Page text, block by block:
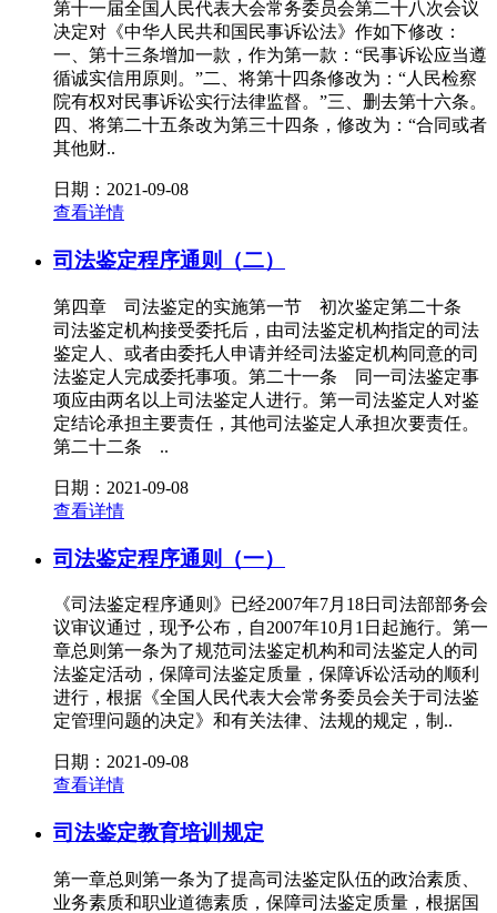
第十一届全国人民代表大会常务委员会第二十八次会议
决定对《中华人民共和国民事诉讼法》作如下修改：
一、第十三条增加一款，作为第一款：“民事诉讼应当遵
循诚实信用原则。”二、将第十四条修改为：“人民检察
院有权对民事诉讼实行法律监督。”三、删去第十六条。
四、将第二十五条改为第三十四条，修改为：“合同或者
其他财..
日期：2021-09-08
查看详情
司法鉴定程序通则（二）
第四章 司法鉴定的实施第一节 初次鉴定第二十条
司法鉴定机构接受委托后，由司法鉴定机构指定的司法
鉴定人、或者由委托人申请并经司法鉴定机构同意的司
法鉴定人完成委托事项。第二十一条 同一司法鉴定事
项应由两名以上司法鉴定人进行。第一司法鉴定人对鉴
定结论承担主要责任，其他司法鉴定人承担次要责任。
第二十二条 ..
日期：2021-09-08
查看详情
司法鉴定程序通则（一）
《司法鉴定程序通则》已经2007年7月18日司法部部务会
议审议通过，现予公布，自2007年10月1日起施行。第一
章总则第一条为了规范司法鉴定机构和司法鉴定人的司
法鉴定活动，保障司法鉴定质量，保障诉讼活动的顺利
进行，根据《全国人民代表大会常务委员会关于司法鉴
定管理问题的决定》和有关法律、法规的规定，制..
日期：2021-09-08
查看详情
司法鉴定教育培训规定
第一章总则第一条为了提高司法鉴定队伍的政治素质、
业务素质和职业道德素质，保障司法鉴定质量，根据国